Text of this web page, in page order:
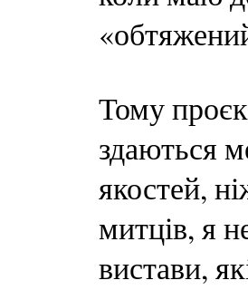
Тому
здаються
якостей,
митців, я
вистави,